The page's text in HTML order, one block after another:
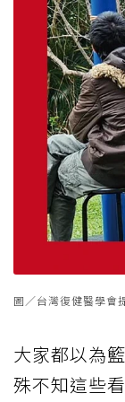
圖／台灣復健醫學會
大家都以為
殊不知這些